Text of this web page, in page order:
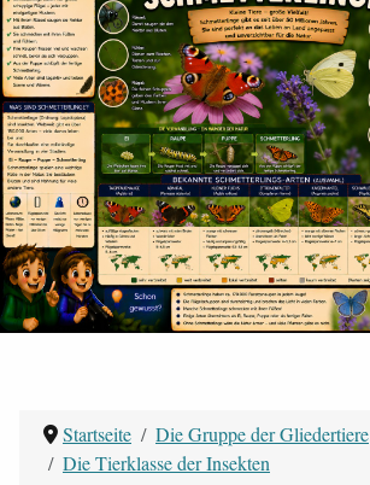
Startseite
Die Gruppe der Gliedertiere
Die Tierklasse der Insekten